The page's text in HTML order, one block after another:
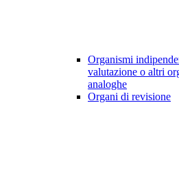
Organismi
valutazione o altri
analoghe
Organi di revisione